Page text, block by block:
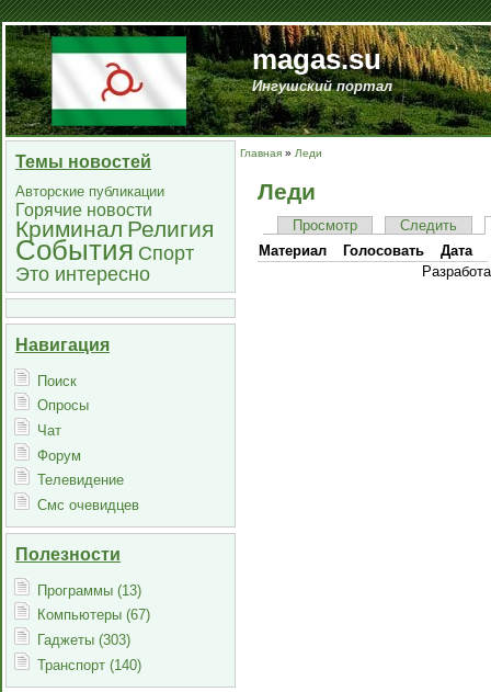
magas.su
Ингушский портал
Темы новостей
Авторские публикации
Горячие новости
Криминал Религия
События Спорт
Это интересно
Навигация
Поиск
Опросы
Чат
Форум
Телевидение
Смс очевидцев
Полезности
Программы (13)
Компьютеры (67)
Гаджеты (303)
Транспорт (140)
Главная » Леди
Леди
Просмотр
Следить
Материал
Голосовать
Дата